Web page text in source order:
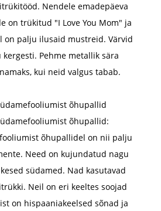
Nendele emadepäeva
on trükitud "I Love You Mom" ​​ja
on palju ilusaid mustreid. Värvid
Pehme metallik sära
kui neid valgus tabab.
õhupallid
õhupallid:
õhupallidel on nii palju
Need on kujundatud nagu
südamed. Nad kasutavad
Neil on eri keeltes soojad
on hispaaniakeelsed sõnad ja